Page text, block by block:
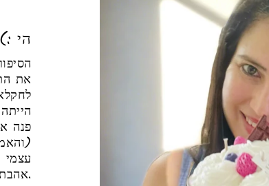
הי
את
פנה
עצמי
אהבתי, רק שפחות אהבתי את הסבל שראיתי סביבי.